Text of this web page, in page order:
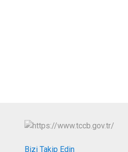
Bizi Takip Edin